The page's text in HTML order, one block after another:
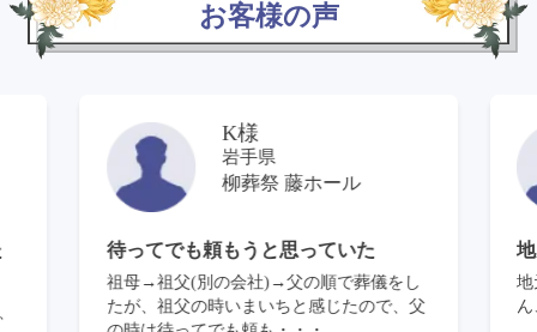
お客様の声
K様
岩手県
柳葬祭 沙羅ホール
地元密着で大変好ましい
地元密着で大変好ましい。葬儀はもちろ
ん、後の法要すべてにおいて説明親切。